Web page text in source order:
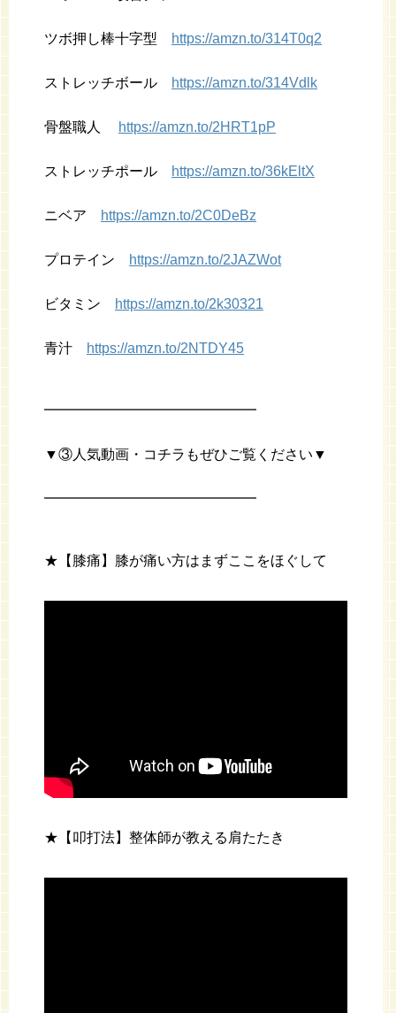
ツボ押し棒十字型 https://amzn.to/314T0q2
ストレッチボール https://amzn.to/314Vdlk
骨盤職人 https://amzn.to/2HRT1pP
ストレッチポール https://amzn.to/36kEltX
ニベア https://amzn.to/2C0DeBz
プロテイン https://amzn.to/2JAZWot
ビタミン https://amzn.to/2k30321
青汁 https://amzn.to/2NTDY45
━━━━━━━━━━━━━━━
▼③人気動画・コチラもぜひご覧ください▼
━━━━━━━━━━━━━━━
★【膝痛】膝が痛い方はまずここをほぐして
★【叩打法】整体師が教える肩たたき